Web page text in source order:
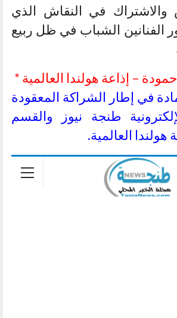
في النقاش الذي
الفنانين الشباب في ظل ربيع
– إذاعة هولندا العالمية *
في إطار الشراكة المعقودة
طنجة نيوز والقسم
العالمية.